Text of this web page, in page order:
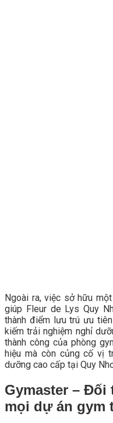
Ngoài ra, việc sở hữu
giúp Fleur de Lys Quy
thành điểm lưu trú ưu
kiếm trải nghiệm nghỉ
thành công của phòng
hiệu mà còn củng cố vị
dưỡng cao cấp tại Quy
Gymaster – Đối
mọi dự án gym